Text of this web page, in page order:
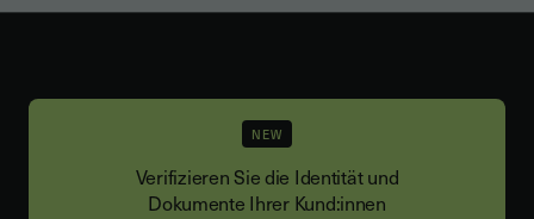
NEW
Verifizieren Sie die Identität und
Dokumente Ihrer Kund:innen